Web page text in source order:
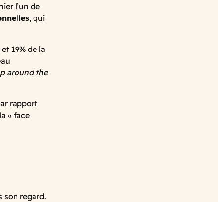
l’un de
, qui
19% de la
around the
rapport
« face
son regard.